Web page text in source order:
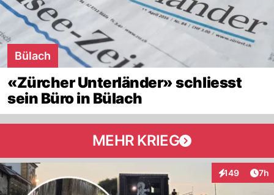
Bülach
«Zürcher Unterländer» schliesst
sein Büro in Bülach
MEHR KRIEG
149
Interaktionen
7h